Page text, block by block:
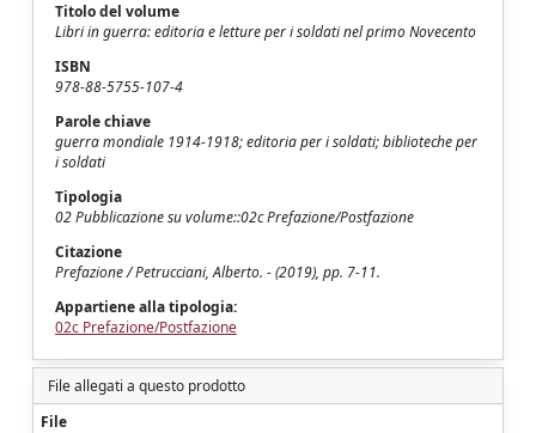
Titolo del volume
Libri in guerra: editoria e letture per i soldati nel primo Novecento
ISBN
978-88-5755-107-4
Parole chiave
guerra mondiale 1914-1918; editoria per i soldati; biblioteche per
i soldati
Tipologia
02 Pubblicazione su volume::02c Prefazione/Postfazione
Citazione
Prefazione / Petrucciani, Alberto. - (2019), pp. 7-11.
Appartiene alla tipologia:
02c Prefazione/Postfazione
File allegati a questo prodotto
File